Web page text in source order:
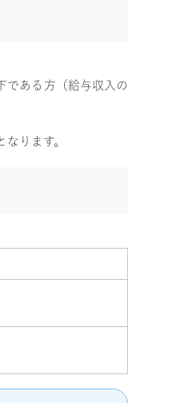
である方（給与収入の
ります。